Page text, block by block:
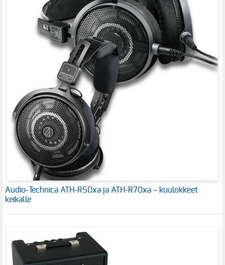
Audio-Technica ATH-R50xa ja ATH-R70xa – kuulokkeet
keikalle